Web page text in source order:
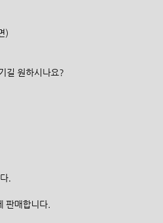
)
길 원하시나요?
.
판매합니다.